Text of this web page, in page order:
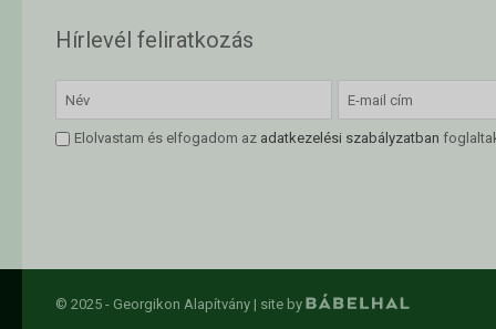
Hírlevél feliratkozás
Elolvastam és elfogadom az adatkezelési szabályzatban
© 2025 - Georgikon Alapítvány | site by